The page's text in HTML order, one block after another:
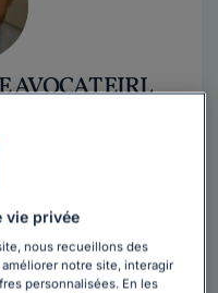
AVOCAT EIRL
je privilégie la
ma clientèle.
la suite
vie privée
nous recueillons des
notre site, interagir
personnalisées. En les